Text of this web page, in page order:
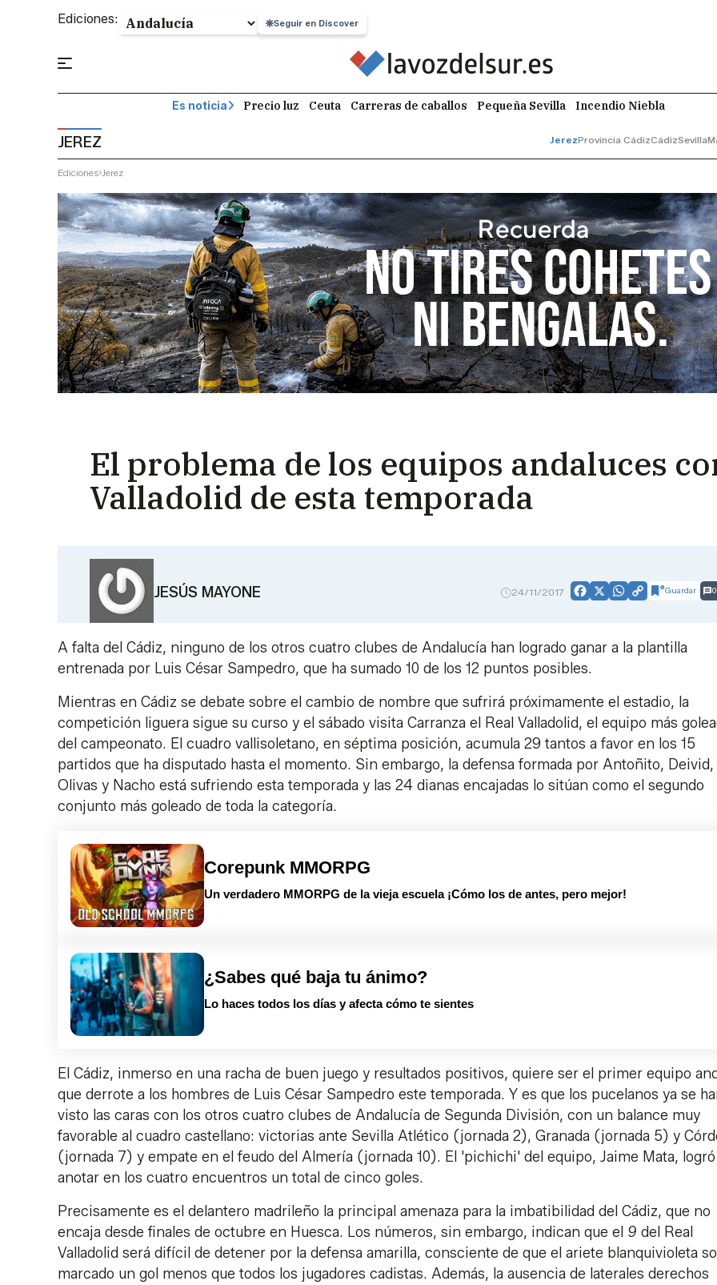
Ediciones: Seguir en Discover
Es noticia Precio luz Ceuta Carreras de caballos Pequeña Sevilla Incendio Niebla
JEREZ JerezProvincia CádizCádizSevilla
Ediciones Jerez
El problema de los equipos andaluces
Valladolid de esta temporada
JESÚS MAYONE 24/11/2017 Facebook
X WhatsApp
CopyGuardar 0
A falta del Cádiz, ninguno de los otros cuatro clubes de Andalucía han logrado ganar a la plantilla
entrenada por Luis César Sampedro, que ha sumado 10 de los 12 puntos posibles.
Mientras en Cádiz se debate sobre el cambio de nombre que sufrirá próximamente el estadio, la
competición liguera sigue su curso y el sábado visita Carranza el Real Valladolid, el equipo más
del campeonato. El cuadro vallisoletano, en séptima posición, acumula 29 tantos a favor en los 15
partidos que ha disputado hasta el momento. Sin embargo, la defensa formada por Antoñito, Deivid,
Olivas y Nacho está sufriendo esta temporada y las 24 dianas encajadas lo sitúan como el segundo
conjunto más goleado de toda la categoría.
Corepunk MMORPG
Un verdadero MMORPG de la vieja escuela ¡Cómo los de antes, pero mejor!
¿Sabes qué baja tu ánimo?
Lo haces todos los días y afecta cómo te sientes
El Cádiz, inmerso en una racha de buen juego y resultados positivos, quiere ser el primer equipo
que derrote a los hombres de Luis César Sampedro este temporada. Y es que los pucelanos ya se
visto las caras con los otros cuatro clubes de Andalucía de Segunda División, con un balance muy
favorable al cuadro castellano: victorias ante Sevilla Atlético (jornada 2), Granada (jornada 5) y
(jornada 7) y empate en el feudo del Almería (jornada 10). El 'pichichi' del equipo, Jaime Mata, logró
anotar en los cuatro encuentros un total de cinco goles.
Precisamente es el delantero madrileño la principal amenaza para la imbatibilidad del Cádiz, que no
encaja desde finales de octubre en Huesca. Los números, sin embargo, indican que el 9 del Real
Valladolid será difícil de detener por la defensa amarilla, consciente de que el ariete blanquivioleta
marcado un gol menos que todos los jugadores cadistas. Además, la ausencia de laterales derechos